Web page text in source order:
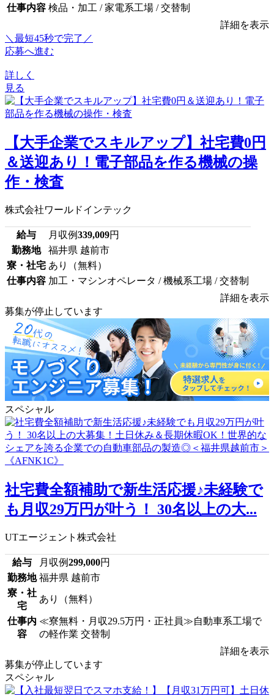
仕事内容 検品・加工 / 家電系工場 / 交替制
詳細を表示
＼最短45秒で完了／
応募へ進む
詳しく
見る
【大手企業でスキルアップ】社宅費0円
＆送迎あり！電子部品を作る機械の操
作・検査
株式会社ワールドインテック
給与 月収例339,009円
勤務地
福井県 越前市
寮・社宅 あり（無料）
仕事内容 加工・マシンオペレータ / 機械系工場 / 交替制
詳細を表示
募集が停止しています
スペシャル
社宅費全額補助で新生活応援♪未経験で
も月収29万円が叶う！ 30名以上の大...
UTエージェント株式会社
給与 月収例299,000円
勤務地 福井県 越前市
寮・社
宅
あり（無料）
仕事内
容
≪寮無料・月収29.5万円・正社員≫自動車系工場で
の軽作業 交替制
詳細を表示
募集が停止しています
スペシャル